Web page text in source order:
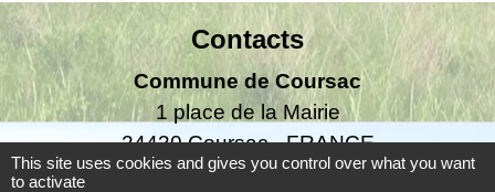
Contacts
Commune de Coursac
1 place de la Mairie
24430 Coursac - FRANCE
+33 5 53 54 61 61
This site uses cookies and gives you control over what you want
to activate